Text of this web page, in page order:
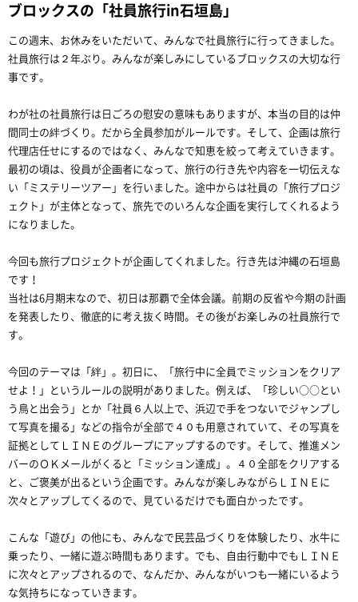
ブロックスの「社員旅行in石垣島」
この週末、お休みをいただいて、みんなで社員旅行に行ってきました。
社員旅行は２年ぶり。みんなが楽しみにしているブロックスの大切な行
事です。
わが社の社員旅行は日ごろの慰安の意味もありますが、本当の目的は仲
間同士の絆づくり。だから全員参加がルールです。そして、企画は旅行
代理店任せにするのではなく、みんなで知恵を絞って考えていきます。
最初の頃は、役員が企画者になって、旅行の行き先や内容を一切伝えな
い「ミステリーツアー」を行いました。途中からは社員の「旅行プロジ
ェクト」が主体となって、旅先でのいろんな企画を実行してくれるよう
になりました。
今回も旅行プロジェクトが企画してくれました。行き先は沖縄の石垣島
です！
当社は6月期末なので、初日は那覇で全体会議。前期の反省や今期の計画
を発表したり、徹底的に考え抜く時間。その後がお楽しみの社員旅行で
す。
今回のテーマは「絆」。初日に、「旅行中に全員でミッションをクリア
せよ！」というルールの説明がありました。例えば、「珍しい○○とい
う鳥と出会う」とか「社員６人以上で、浜辺で手をつないでジャンプし
て写真を撮る」などの指令が全部で４０も用意されていて、その写真を
証拠としてＬＩＮＥのグループにアップするのです。そして、推進メン
バーのＯＫメールがくると「ミッション達成」。４０全部をクリアする
と、ご褒美が出るという企画です。みんなが楽しみながらＬＩＮＥに
次々とアップしてくるので、見ているだけでも面白かったです。
こんな「遊び」の他にも、みんなで民芸品づくりを体験したり、水牛に
乗ったり、一緒に遊ぶ時間もあります。でも、自由行動中でもＬＩＮＥ
に次々とアップされるので、なんだか、みんながいつも一緒にいるよう
な気持ちになっていきます。